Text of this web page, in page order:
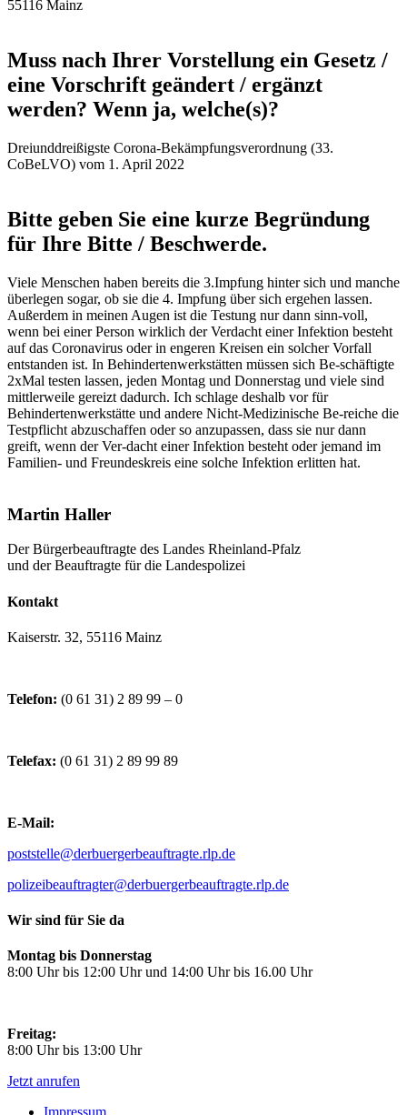
55116 Mainz
Muss nach Ihrer Vorstellung ein Gesetz /
eine Vorschrift geändert / ergänzt
werden? Wenn ja, welche(s)?
Dreiunddreißigste Corona-Bekämpfungsverordnung (33.
CoBeLVO) vom 1. April 2022
Bitte geben Sie eine kurze Begründung
für Ihre Bitte / Beschwerde.
Viele Menschen haben bereits die 3.Impfung hinter sich und manche
überlegen sogar, ob sie die 4. Impfung über sich ergehen lassen.
Außerdem in meinen Augen ist die Testung nur dann sinn-voll,
wenn bei einer Person wirklich der Verdacht einer Infektion besteht
auf das Coronavirus oder in engeren Kreisen ein solcher Vorfall
entstanden ist. In Behindertenwerkstätten müssen sich Be-schäftigte
2xMal testen lassen, jeden Montag und Donnerstag und viele sind
mittlerweile gereizt dadurch. Ich schlage deshalb vor für
Behindertenwerkstätte und andere Nicht-Medizinische Be-reiche die
Testpflicht abzuschaffen oder so anzupassen, dass sie nur dann
greift, wenn der Ver-dacht einer Infektion besteht oder jemand im
Familien- und Freundeskreis eine solche Infektion erlitten hat.
Martin Haller
Der Bürgerbeauftragte des Landes Rheinland-Pfalz
und der Beauftragte für die Landespolizei
Kontakt
Kaiserstr. 32, 55116 Mainz
Telefon: (0 61 31) 2 89 99 – 0
Telefax: (0 61 31) 2 89 99 89
E-Mail:
poststelle@derbuergerbeauftragte.rlp.de
polizeibeauftragter@derbuergerbeauftragte.rlp.de
Wir sind für Sie da
Montag bis Donnerstag
8:00 Uhr bis 12:00 Uhr und 14:00 Uhr bis 16.00 Uhr
Freitag:
8:00 Uhr bis 13:00 Uhr
Jetzt anrufen